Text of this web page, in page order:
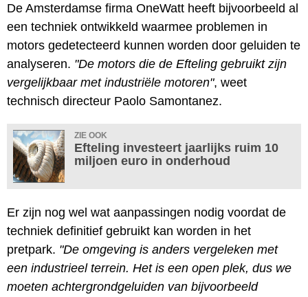
De Amsterdamse firma OneWatt heeft bijvoorbeeld al
een techniek ontwikkeld waarmee problemen in
motors gedetecteerd kunnen worden door geluiden te
analyseren. "De motors die de Efteling gebruikt zijn
vergelijkbaar met industriële motoren", weet
technisch directeur Paolo Samontanez.
ZIE OOK
Efteling investeert jaarlijks ruim 10
miljoen euro in onderhoud
Er zijn nog wel wat aanpassingen nodig voordat de
techniek definitief gebruikt kan worden in het
pretpark. "De omgeving is anders vergeleken met
een industrieel terrein. Het is een open plek, dus we
moeten achtergrondgeluiden van bijvoorbeeld